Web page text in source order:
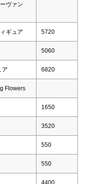
ヴァン
ギュア 5720
5060
ア 6820
Flowers
1650
3520
550
550
4400